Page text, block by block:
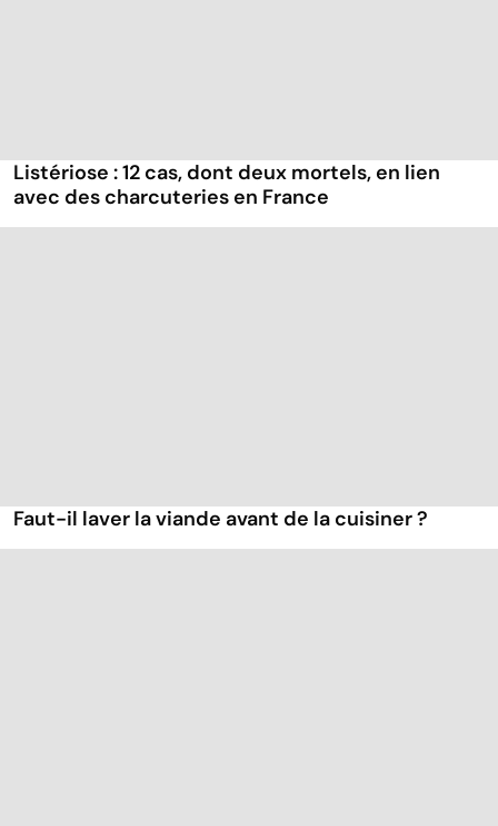
Listériose : 12 cas, dont deux mortels, en lien
avec des charcuteries en France
Faut-il laver la viande avant de la cuisiner ?